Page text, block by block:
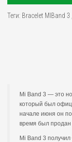
Теги: Bracelet MIBand 3
Mi Band 3 — это
который был
начале июня он
время был
Mi Band 3